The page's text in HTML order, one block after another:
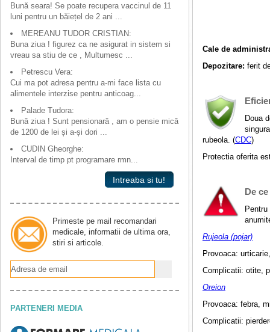
Bună seara! Se poate recupera vaccinul de 11
luni pentru un băiețel de 2 ani ...
MEREANU TUDOR CRISTIAN:
Buna ziua ! figurez ca ne asigurat in sistem si
vreau sa stiu de ce , Multumesc ...
Petrescu Vera:
Cui ma pot adresa pentru a-mi face lista cu
alimentele interzise pentru anticoag...
Palade Tudora:
Bună ziua ! Sunt pensionară , am o pensie mică
de 1200 de lei și a-și dori ...
CUDIN Gheorghe:
Interval de timp pt programare rmn...
Intreaba si tu!
Primeste pe mail recomandari
medicale, informatii de ultima ora,
stiri si articole.
PARTENERI MEDIA
Cale de
Depozitare: ferit
Doua
rubeola. (CDC)
Protectia oferita
De
Rujeola (pojar)
Provoaca:
Complicatii: otite,
Oreion
Provoaca: febra,
Complicatii: